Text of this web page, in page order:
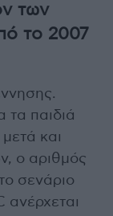
των
το 2007
παιδιά
και
ο αριθμός
σενάριο
ανέρχεται